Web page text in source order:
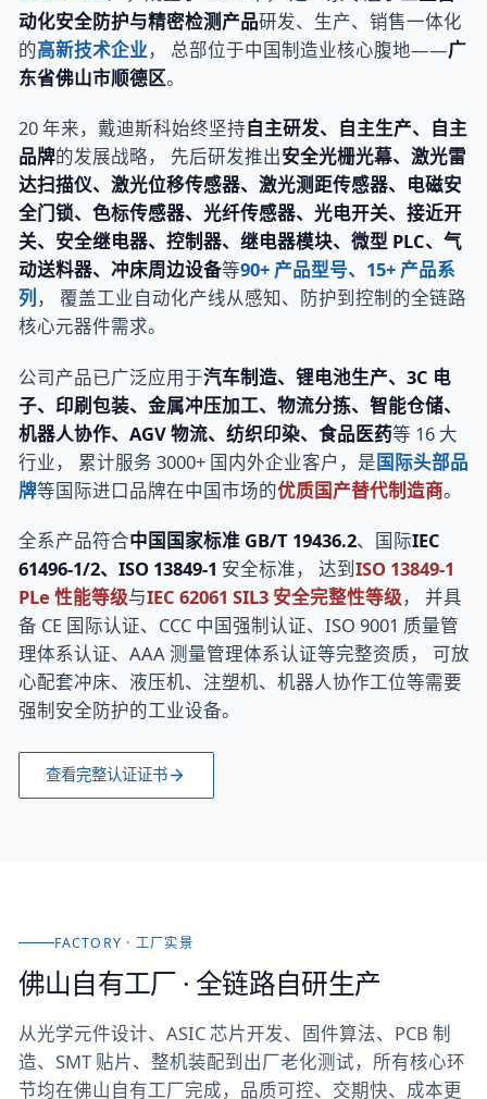
动化安全防护与精密检测产品研发、生产、销售一体化
的高新技术企业， 总部位于中国制造业核心腹地——广
东省佛山市顺德区。
20 年来，戴迪斯科始终坚持自主研发、自主生产、自主
品牌的发展战略， 先后研发推出安全光栅光幕、激光雷
达扫描仪、激光位移传感器、激光测距传感器、电磁安
全门锁、色标传感器、光纤传感器、光电开关、接近开
关、安全继电器、控制器、继电器模块、微型 PLC、气
动送料器、冲床周边设备等90+ 产品型号、15+ 产品系
列 ， 覆盖工业自动化产线从感知、防护到控制的全链路
核心元器件需求。
公司产品已广泛应用于汽车制造、锂电池生产、3C 电
子、印刷包装、金属冲压加工、物流分拣、智能仓储、
机器人协作、AGV 物流、纺织印染、食品医药等 16 大
行业， 累计服务 3000+ 国内外企业客户，是国际头部品
牌等国际进口品牌在中国市场的优质国产替代制造商。
全系产品符合中国国家标准 GB/T 19436.2、国际IEC
61496-1/2、ISO 13849-1 安全标准， 达到ISO 13849-1
PLe 性能等级与IEC 62061 SIL3 安全完整性等级， 并具
备 CE 国际认证、CCC 中国强制认证、ISO 9001 质量管
理体系认证、AAA 测量管理体系认证等完整资质， 可放
心配套冲床、液压机、注塑机、机器人协作工位等需要
强制安全防护的工业设备。
查看完整认证证书
FACTORY · 工厂实景
佛山自有工厂 · 全链路自研生产
从光学元件设计、ASIC 芯片开发、固件算法、PCB 制
造、SMT 贴片、整机装配到出厂老化测试，所有核心环
节均在佛山自有工厂完成，品质可控、交期快、成本更